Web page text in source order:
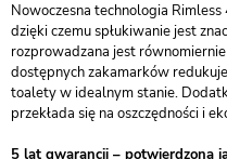
Nowoczesna technologia
dzięki czemu spłukiwanie jest
rozprowadzana jest
dostępnych zakamarków
toalety w idealnym stanie.
przekłada się na oszczędności i
5 lat gwarancji – potwierdzona